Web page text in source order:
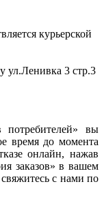
курьерской
ул.Ленивка 3 стр.3
потребителей» вы
время до момента
онлайн, нажав
заказов» в вашем
с нами по